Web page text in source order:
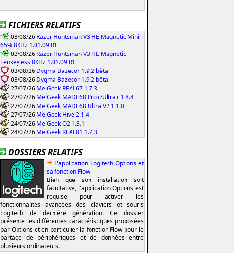
FICHIERS RELATIFS
03/08/26 Razer Huntsman V3 HE Magnetic Mini
65% 8KHz 1.01.09 R1
03/08/26 Razer Huntsman V3 HE Magnetic
Tenkeyless 8KHz 1.01.09 R1
03/08/26 Dygma Bazecor 1.9.2 bêta
03/08/26 Dygma Bazecor 1.9.2 bêta
27/07/26 MelGeek REAL67 1.7.3
27/07/26 MelGeek MADE68 Pro+/Ultra+ 1.8.4
27/07/26 MelGeek MADE68 Ultra V2 1.1.0
27/07/26 MelGeek Hive 2.1.4
24/07/26 MelGeek O2 1.3.1
24/07/26 MelGeek REAL81 1.7.3
DOSSIERS RELATIFS
L'application Logitech Options et
sa fonction Flow
Bien que son installation soit
facultative, l'application Options est
requise pour activer les
fonctionnalités avancées des claviers et souris
Logitech de dernière génération. Ce dossier
présente les différentes caractéristiques proposées
par Options et en particulier la fonction Flow pour le
partage de périphériques et de données entre
plusieurs ordinateurs.